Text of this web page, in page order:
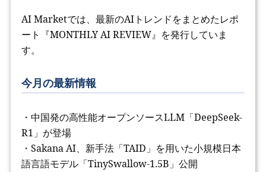
AI Marketでは、最新のAIトレンドをまとめたレポ
ート『MONTHLY AI REVIEW』を発行していま
す。
今月の最新情報
・中国発の高性能オープンソースLLM「DeepSeek-
R1」が登場
・Sakana AI、新手法「TAID」を用いた小規模日本
語言語モデル「TinySwallow-1.5B」公開